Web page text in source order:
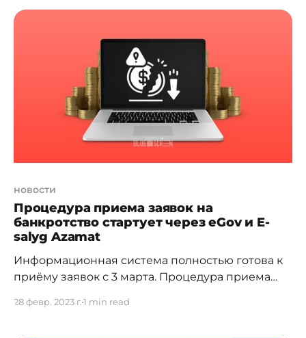
РК". Есть два вида банкротства: внесудебное и
платежеспособности. В тонкостях юридической
казуистики разбирался bluescreen.kz.
Внесудебное С сегодняшнего дня должник
может подать заявление на
новости
Процедура приема заявок на
банкротство стартует через eGov и E-
salyg Azamat
Информационная система полностью готова к
приёму заявок с 3 марта. Процедура приема
полностью подготовлена. Об этом сообщил
28 февр. 2023 г.1 min read